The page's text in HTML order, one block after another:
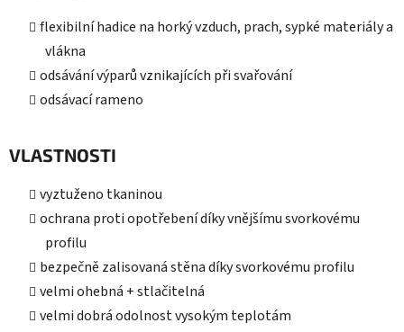
flexibilní hadice na horký vzduch, prach, sypké materiály a
vlákna
odsávání výparů vznikajících při svařování
odsávací rameno
VLASTNOSTI
vyztuženo tkaninou
ochrana proti opotřebení díky vnějšímu svorkovému
profilu
bezpečně zalisovaná stěna díky svorkovému profilu
velmi ohebná + stlačitelná
velmi dobrá odolnost vysokým teplotám